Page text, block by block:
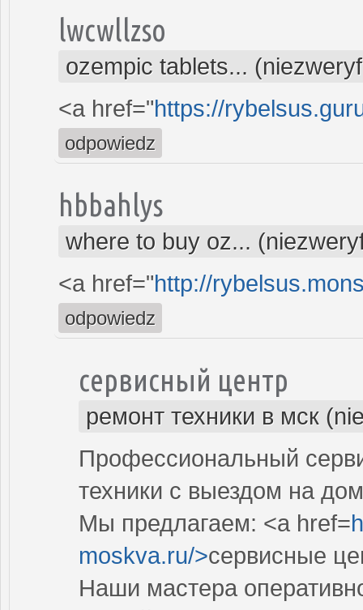
lwcwllzso
ozempic tablets...
<a href="https://
odpowiedz
hbbahlys
where to buy oz...
<a href="http://
odpowiedz
сервисный центр
ремонт техники в мск
Профессиональный
техники с выездом на
Мы предлагаем: <a href=
moskva.ru/>сервисные
Наши мастера